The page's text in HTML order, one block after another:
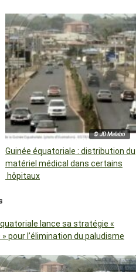
© JD Malabo
Guinée équatoriale : distribution du
matériel médical dans certains
hôpitaux
lance sa stratégie «
pour l’élimination du paludisme